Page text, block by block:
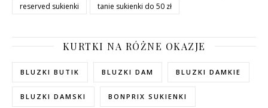
reserved sukienki
tanie sukienki do 50 zł
KURTKI NA RÓŻNE OKAZJE
BLUZKI BUTIK BLUZKI DAM BLUZKI DAMKIE
BLUZKI DAMSKI BONPRIX SUKIENKI